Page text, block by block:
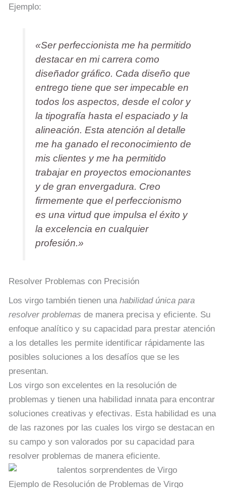
Ejemplo:
«Ser perfeccionista me ha permitido
destacar en mi carrera como
diseñador gráfico. Cada diseño que
entrego tiene que ser impecable en
todos los aspectos, desde el color y
la tipografía hasta el espaciado y la
alineación. Esta atención al detalle
me ha ganado el reconocimiento de
mis clientes y me ha permitido
trabajar en proyectos emocionantes
y de gran envergadura. Creo
firmemente que el perfeccionismo
es una virtud que impulsa el éxito y
la excelencia en cualquier
profesión.»
Resolver Problemas con Precisión
Los virgo también tienen una habilidad única para
resolver problemas de manera precisa y eficiente. Su
enfoque analítico y su capacidad para prestar atención
a los detalles les permite identificar rápidamente las
posibles soluciones a los desafíos que se les
presentan.
Los virgo son excelentes en la resolución de
problemas y tienen una habilidad innata para encontrar
soluciones creativas y efectivas. Esta habilidad es una
de las razones por las cuales los virgo se destacan en
su campo y son valorados por su capacidad para
resolver problemas de manera eficiente.
Ejemplo de Resolución de Problemas de Virgo